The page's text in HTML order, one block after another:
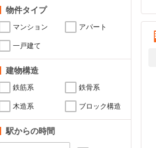
物件タイプ
マンション アパート
一戸建て
建物構造
鉄筋系 鉄骨系
木造系 ブロック構造
駅からの時間